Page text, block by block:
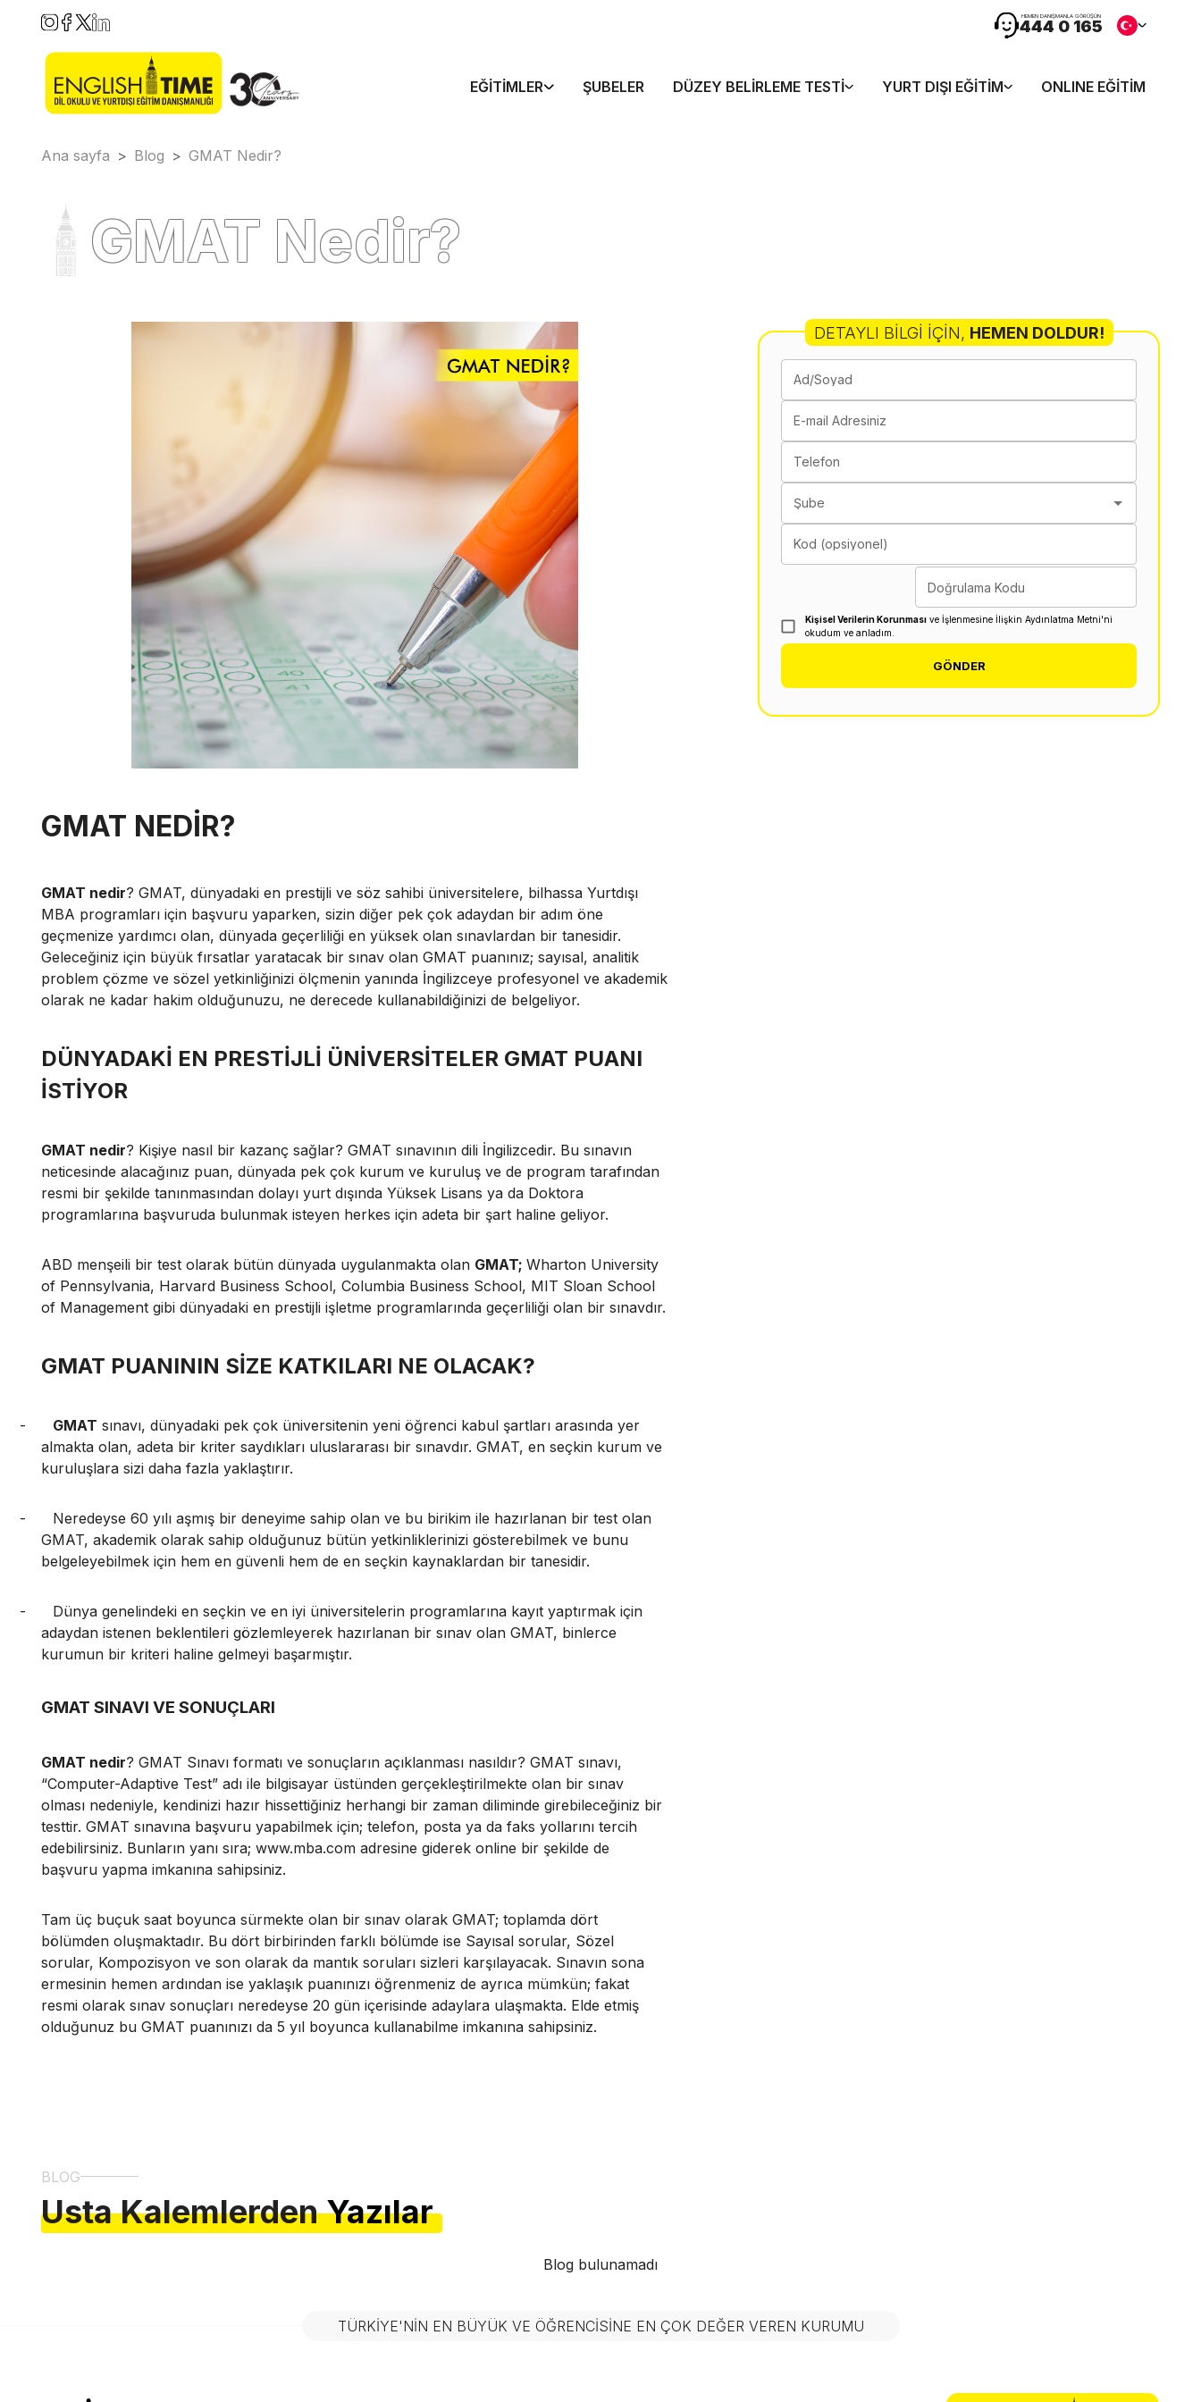
HEMEN DANIŞMANLA GÖRÜŞÜN
444 0 165
EĞITIMLER ŞUBELER DÜZEY BELIRLEME TESTI YURT DIŞI EĞITIM ONLINE EĞITIM
Ana sayfa > Blog > GMAT Nedir?
GMAT Nedir?
GMAT NEDİR?
GMAT nedir? GMAT, dünyadaki en prestijli ve söz sahibi üniversitelere, bilhassa Yurtdışı
MBA programları için başvuru yaparken, sizin diğer pek çok adaydan bir adım öne
geçmenize yardımcı olan, dünyada geçerliliği en yüksek olan sınavlardan bir tanesidir.
Geleceğiniz için büyük fırsatlar yaratacak bir sınav olan GMAT puanınız; sayısal, analitik
problem çözme ve sözel yetkinliğinizi ölçmenin yanında İngilizceye profesyonel ve akademik
olarak ne kadar hakim olduğunuzu, ne derecede kullanabildiğinizi de belgeliyor.
DÜNYADAKİ EN PRESTİJLİ ÜNİVERSİTELER GMAT PUANI
İSTİYOR
GMAT nedir? Kişiye nasıl bir kazanç sağlar? GMAT sınavının dili İngilizcedir. Bu sınavın
neticesinde alacağınız puan, dünyada pek çok kurum ve kuruluş ve de program tarafından
resmi bir şekilde tanınmasından dolayı yurt dışında Yüksek Lisans ya da Doktora
programlarına başvuruda bulunmak isteyen herkes için adeta bir şart haline geliyor.
ABD menşeili bir test olarak bütün dünyada uygulanmakta olan GMAT; Wharton University
of Pennsylvania, Harvard Business School, Columbia Business School, MIT Sloan School
of Management gibi dünyadaki en prestijli işletme programlarında geçerliliği olan bir sınavdır.
GMAT PUANININ SİZE KATKILARI NE OLACAK?
- GMAT sınavı, dünyadaki pek çok üniversitenin yeni öğrenci kabul şartları arasında yer
almakta olan, adeta bir kriter saydıkları uluslararası bir sınavdır. GMAT, en seçkin kurum ve
kuruluşlara sizi daha fazla yaklaştırır.
-
Neredeyse 60 yılı aşmış bir deneyime sahip olan ve bu birikim ile hazırlanan bir test olan
GMAT, akademik olarak sahip olduğunuz bütün yetkinliklerinizi gösterebilmek ve bunu
belgeleyebilmek için hem en güvenli hem de en seçkin kaynaklardan bir tanesidir.
-
Dünya genelindeki en seçkin ve en iyi üniversitelerin programlarına kayıt yaptırmak için
adaydan istenen beklentileri gözlemleyerek hazırlanan bir sınav olan GMAT, binlerce
kurumun bir kriteri haline gelmeyi başarmıştır.
GMAT SINAVI VE SONUÇLARI
GMAT nedir? GMAT Sınavı formatı ve sonuçların açıklanması nasıldır? GMAT sınavı,
“Computer-Adaptive Test” adı ile bilgisayar üstünden gerçekleştirilmekte olan bir sınav
olması nedeniyle, kendinizi hazır hissettiğiniz herhangi bir zaman diliminde girebileceğiniz bir
testtir. GMAT sınavına başvuru yapabilmek için; telefon, posta ya da faks yollarını tercih
edebilirsiniz. Bunların yanı sıra; www.mba.com adresine giderek online bir şekilde de
başvuru yapma imkanına sahipsiniz.
Tam üç buçuk saat boyunca sürmekte olan bir sınav olarak GMAT; toplamda dört
bölümden oluşmaktadır. Bu dört birbirinden farklı bölümde ise Sayısal sorular, Sözel
sorular, Kompozisyon ve son olarak da mantık soruları sizleri karşılayacak. Sınavın sona
ermesinin hemen ardından ise yaklaşık puanınızı öğrenmeniz de ayrıca mümkün; fakat
resmi olarak sınav sonuçları neredeyse 20 gün içerisinde adaylara ulaşmakta. Elde etmiş
olduğunuz bu GMAT puanınızı da 5 yıl boyunca kullanabilme imkanına sahipsiniz.
DETAYLI BILGI İÇIN, HEMEN DOLDUR!
Ad/Soyad
E-mail Adresiniz
Telefon
Şube
Kod (opsiyonel)
Doğrulama Kodu
Kişisel Verilerin Korunması ve İşlenmesine İlişkin Aydınlatma Metni'ni
okudum ve anladım.
GÖNDER
BLOG
Usta Kalemlerden Yazılar
Blog bulunamadı
TÜRKIYE'NIN EN BÜYÜK VE ÖĞRENCISINE EN ÇOK DEĞER VEREN KURUMU